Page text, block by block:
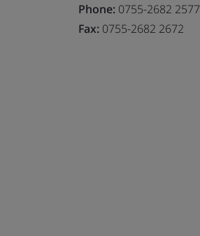
Phone: 0755-2682 2577
Fax: 0755-2682 2672